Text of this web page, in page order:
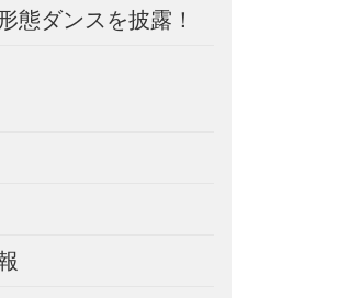
態ダンスを披露！